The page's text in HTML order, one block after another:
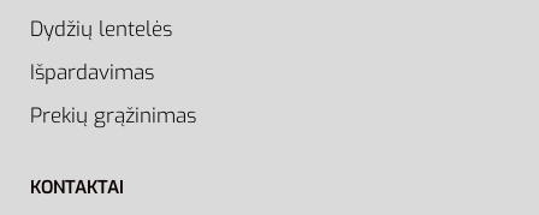
Dydžių lentelės
Išpardavimas
Prekių grąžinimas
KONTAKTAI